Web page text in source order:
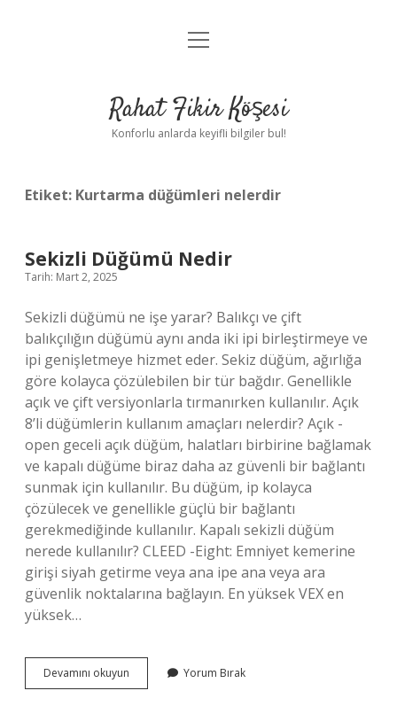
Anasayfa
Yasal Uyarı
menüyü
Rahat Fikir Köşesi
Konforlu anlarda keyifli bilgiler bul!
Etiket: Kurtarma düğümleri nelerdir
Sekizli Düğümü Nedir
Tarih: Mart 2, 2025
Sekizli düğümü ne işe yarar? Balıkçı ve çift
balıkçılığın düğümü aynı anda iki ipi birleştirmeye ve
ipi genişletmeye hizmet eder. Sekiz düğüm, ağırlığa
göre kolayca çözülebilen bir tür bağdır. Genellikle
açık ve çift versiyonlarla tırmanırken kullanılır. Açık
8’li düğümlerin kullanım amaçları nelerdir? Açık -
open geceli açık düğüm, halatları birbirine bağlamak
ve kapalı düğüme biraz daha az güvenli bir bağlantı
sunmak için kullanılır. Bu düğüm, ip kolayca
çözülecek ve genellikle güçlü bir bağlantı
gerekmediğinde kullanılır. Kapalı sekizli düğüm
nerede kullanılır? CLEED -Eight: Emniyet kemerine
girişi siyah getirme veya ana ipe ana veya ara
güvenlik noktalarına bağlayın. En yüksek VEX en
yüksek…
Devamını okuyun
Düğümü
Yorum Bırak